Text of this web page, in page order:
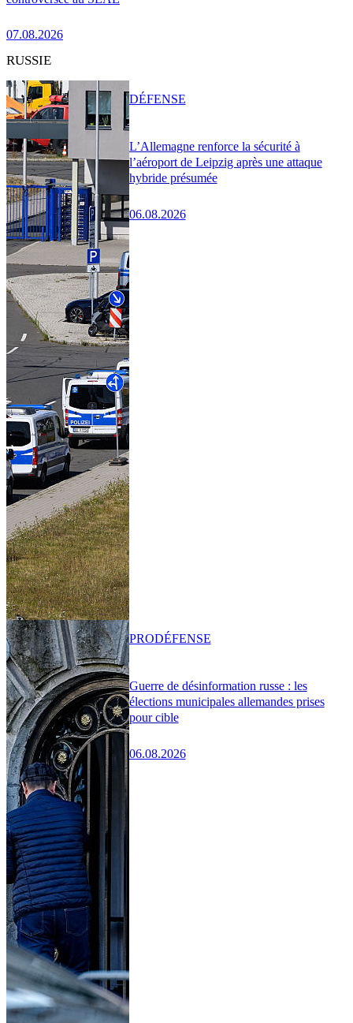
07.08.2026
RUSSIE
L’Allemagne renforce la sécurité à
l’aéroport de Leipzig après une attaque
hybride présumée
06.08.2026
DÉFENSE
Guerre de désinformation russe : les
élections municipales allemandes prises
pour cible
06.08.2026
PRODÉFENSE